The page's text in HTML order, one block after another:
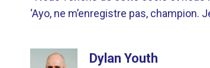
‘Ayo, ne m’enregistre pas, champion.
Dylan Youth